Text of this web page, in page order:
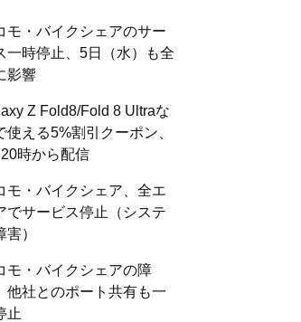
モ・バイクシェアのサー
一時停止、5日（水）も全
影響
Z Fold8/Fold 8 Ultraな
使える5%割引クーポン、
時から配信
モ・バイクシェア、全エ
でサービス停止（システ
害）
モ・バイクシェアの障
他社とのポート共有も一
止